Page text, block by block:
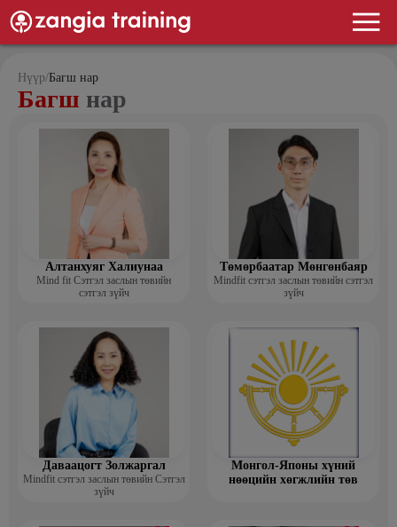
Нүүр/Багш нар
Багш нар
Алтанхуяг Халиунаа
Mind fit Сэтгэл заслын төвийн
сэтгэл зүйч
Төмөрбаатар Мөнгөнбаяр
Mindfit сэтгэл заслын төвийн сэтгэл
зүйч
Даваацогт Золжаргал
Mindfit сэтгэл заслын төвийн Сэтгэл
зүйч
Монгол-Японы хүний
нөөцийн хөгжлийн төв